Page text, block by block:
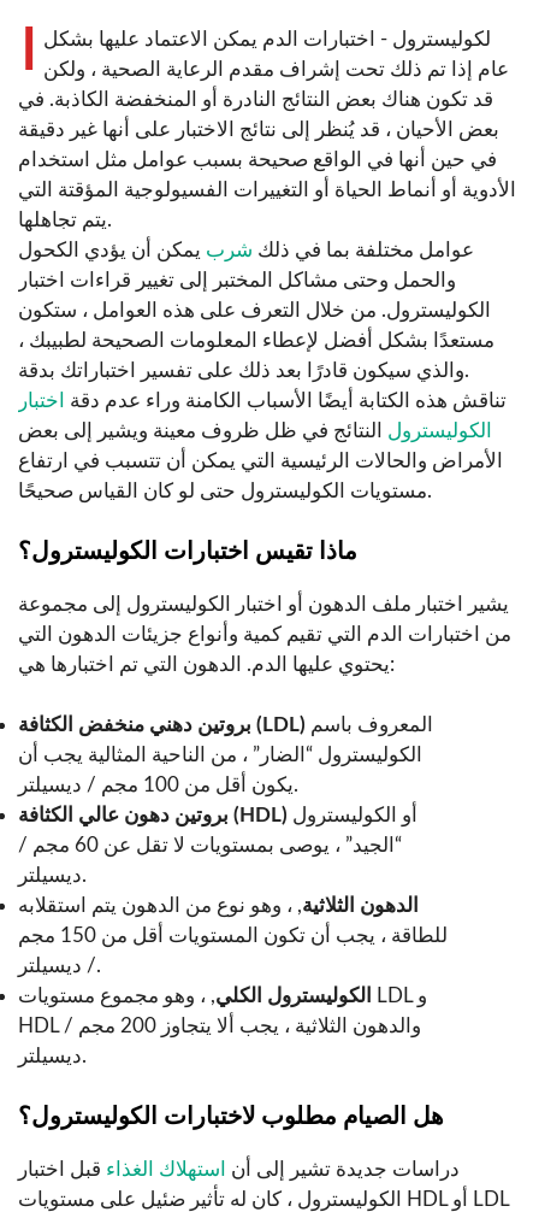
لكوليسترول - اختبارات الدم يمكن الاعتماد عليها بشكل
عام إذا تم ذلك تحت إشراف مقدم الرعاية الصحية ، ولكن
قد تكون هناك بعض النتائج النادرة أو المنخفضة الكاذبة. في
بعض الأحيان ، قد يُنظر إلى نتائج الاختبار على أنها غير دقيقة
في حين أنها في الواقع صحيحة بسبب عوامل مثل استخدام
الأدوية أو أنماط الحياة أو التغييرات الفسيولوجية المؤقتة التي
يتم تجاهلها.
عوامل مختلفة بما في ذلك شرب يمكن أن يؤدي الكحول
والحمل وحتى مشاكل المختبر إلى تغيير قراءات اختبار
الكوليسترول. من خلال التعرف على هذه العوامل ، ستكون
مستعدًا بشكل أفضل لإعطاء المعلومات الصحيحة لطبيبك ،
والذي سيكون قادرًا بعد ذلك على تفسير اختباراتك بدقة.
تناقش هذه الكتابة أيضًا الأسباب الكامنة وراء عدم دقة
اختبار
الكوليسترول النتائج في ظل ظروف معينة ويشير إلى بعض
الأمراض والحالات الرئيسية التي يمكن أن تتسبب في ارتفاع
مستويات الكوليسترول حتى لو كان القياس صحيحًا.
ماذا تقيس اختبارات الكوليسترول؟
يشير اختبار ملف الدهون أو اختبار الكوليسترول إلى مجموعة
من اختبارات الدم التي تقيم كمية وأنواع جزيئات الدهون التي
يحتوي عليها الدم. الدهون التي تم اختبارها هي:
بروتين دهني منخفض الكثافة (LDL)
الكوليسترول “الضار” ، من الناحية المثالية يجب أن
يكون أقل من 100 مجم / ديسيلتر.
بروتين دهون عالي الكثافة (HDL)
“الجيد” ، يوصى بمستويات لا تقل عن 60 مجم /
ديسيلتر.
الدهون الثلاثية, ، وهو نوع من الدهون يتم استقلابه
للطاقة ، يجب أن تكون المستويات أقل من 150 مجم
/ ديسيلتر.
الكوليسترول الكلي, ، وهو مجموع مستويات LDL و
HDL والدهون الثلاثية ، يجب ألا يتجاوز 200 مجم /
ديسيلتر.
هل الصيام مطلوب لاختبارات الكوليسترول؟
دراسات جديدة تشير إلى أن استهلاك الغذاء قبل اختبار
الكوليسترول ، كان له تأثير ضئيل على مستويات HDL أو LDL